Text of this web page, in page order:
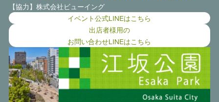
【協力】株式会社ビューイング
イベント公式LINEはこちら
出店者様用の
お問い合わせLINEはこちら